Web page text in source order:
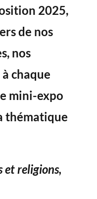
2025,
de nos
nos
chaque
mini-expo
thématique
et religions,